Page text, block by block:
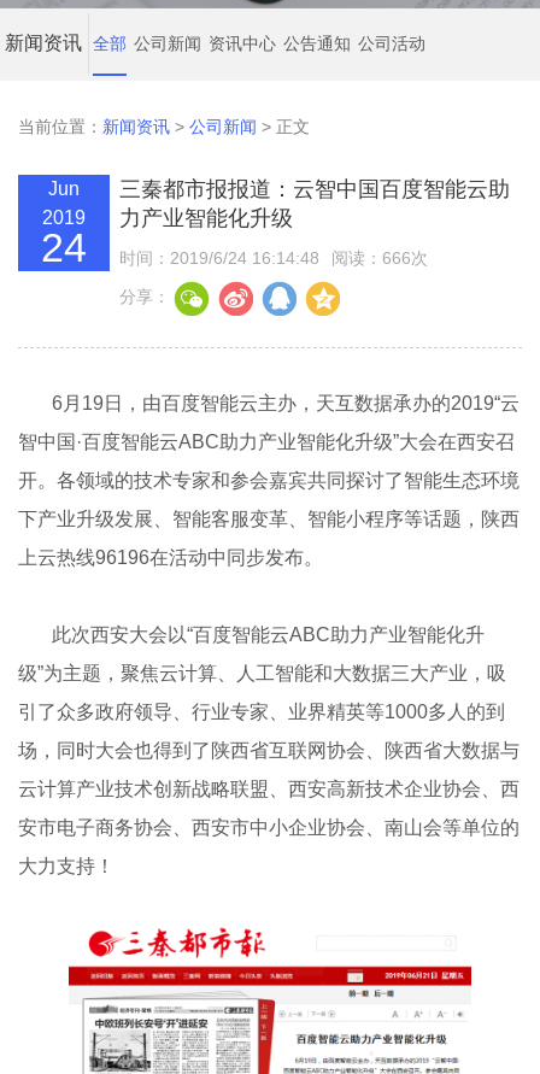
新闻资讯 全部 公司新闻 资讯中心 公告通知 公司活动
当前位置： 新闻资讯 >公司新闻 > 正文
Jun
2019
24
三秦都市报报道：云智中国百度智能云助
力产业智能化升级
时间：2019/6/24 16:14:48
阅读：666次
分享：
6月19日，由百度智能云主办，天互数据承办的2019“云
智中国·百度智能云ABC助力产业智能化升级”大会在西安召
开。各领域的技术专家和参会嘉宾共同探讨了智能生态环境
下产业升级发展、智能客服变革、智能小程序等话题，陕西
上云热线96196在活动中同步发布。
此次西安大会以“百度智能云ABC助力产业智能化升
级”为主题，聚焦云计算、人工智能和大数据三大产业，吸
引了众多政府领导、行业专家、业界精英等1000多人的到
场，同时大会也得到了陕西省互联网协会、陕西省大数据与
云计算产业技术创新战略联盟、西安高新技术企业协会、西
安市电子商务协会、西安市中小企业协会、南山会等单位的
大力支持！